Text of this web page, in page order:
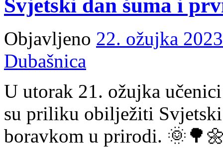
Svjetski dan šuma i
Objavljeno 22. ožujka
Dubašnica
U utorak 21. ožujka
su priliku obilježiti
boravkom u prirodi.